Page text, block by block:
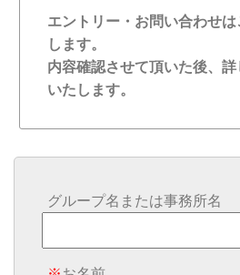
エントリー・お問い合わせ
します。
内容確認させて頂いた後、
いたします。
グループ名または事務所名